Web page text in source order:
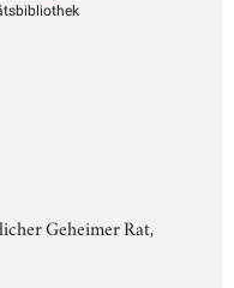
Geheimer Rat,